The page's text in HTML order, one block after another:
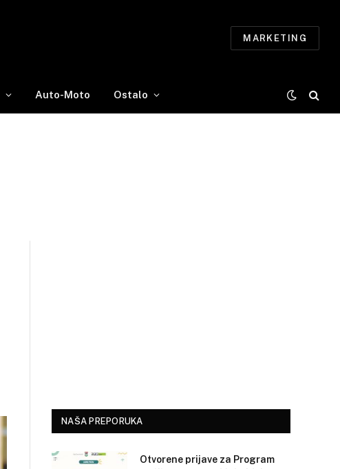
MARKETING
Auto-Moto Ostalo
NAŠA PREPORUKA
Otvorene prijave za Program